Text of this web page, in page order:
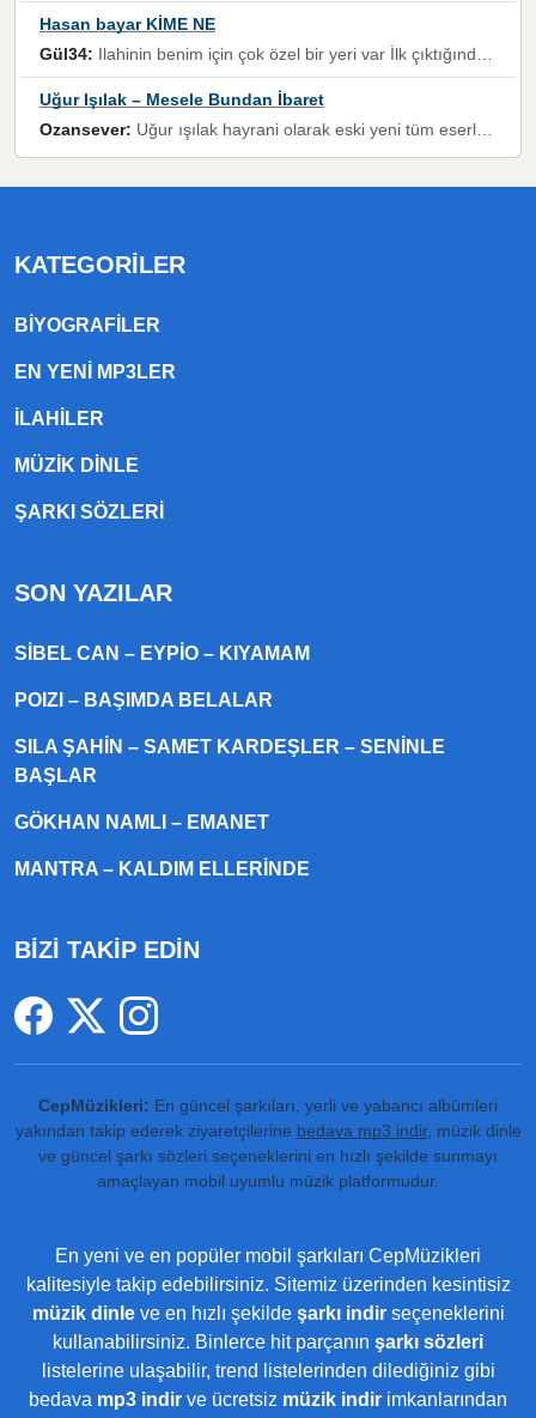
Hasan bayar KİME NE
Gül34: Ilahinin benim için çok özel bir yeri var İlk çıktığında komşum ne kadar yüksek sesle dinliyorsa orada duymuştum ve YouTube'dan aratıp Bu ilahiyi bulmuştum ve sonra müdavimi oldum günlük Ben de 3-5 kere dinleyip ezberleyip artık ilahiye bende eşlik ediyorum yüksek sesle Allah razı olsun hizmet nimettir Rabbim sizin zahmetlerinize de hayırlı nimetler versin Selam ve dua ile Allah'a emanet olun
Uğur Işılak – Mesele Bundan İbaret
Ozansever: Uğur ışılak hayrani olarak eski yeni tüm eserlerini keyifle huzurla dinleyenlerden birisiyim, emeğine saygı duyan gönül veren bunu en güzel şekilde sevenlerine ulaştıran siz değerli sayfa yöneticilerine de teşekkür ederim
KATEGORILER
BIYOGRAFILER
EN YENI MP3LER
ILAHILER
MÜZIK DINLE
ŞARKI SÖZLERI
SON YAZILAR
SIBEL CAN – EYPIO – KIYAMAM
POIZI – BAŞIMDA BELALAR
SILA ŞAHIN – SAMET KARDEŞLER – SENINLE
BAŞLAR
GÖKHAN NAMLI – EMANET
MANTRA – KALDIM ELLERINDE
BİZİ TAKİP EDİN
CepMüzikleri: En güncel şarkıları, yerli ve yabancı albümleri
yakından takip ederek ziyaretçilerine bedava mp3 indir, müzik dinle
ve güncel şarkı sözleri seçeneklerini en hızlı şekilde sunmayı
amaçlayan mobil uyumlu müzik platformudur.
En yeni ve en popüler mobil şarkıları CepMüzikleri
kalitesiyle takip edebilirsiniz. Sitemiz üzerinden kesintisiz
müzik dinleve en hızlı şekilde şarkı indirseçeneklerini
kullanabilirsiniz. Binlerce hit parçanın şarkı sözleri
listelerine ulaşabilir, trend listelerinden dilediğiniz gibi
bedava mp3 indir ve ücretsiz müzik indir imkanlarından